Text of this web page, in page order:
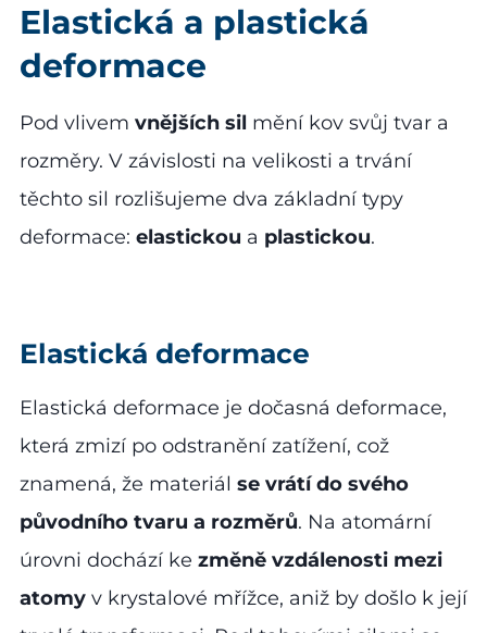
Elastická a plastická
deformace
Pod vlivem vnějších sil mění kov svůj tvar a
rozměry. V závislosti na velikosti a trvání
těchto sil rozlišujeme dva základní typy
deformace: elastickou a plastickou.
Elastická deformace
Elastická deformace je dočasná deformace,
která zmizí po odstranění zatížení, což
znamená, že materiál se vrátí do svého
původního tvaru a rozměrů. Na atomární
úrovni dochází ke změně vzdálenosti mezi
atomy v krystalové mřížce, aniž by došlo k její